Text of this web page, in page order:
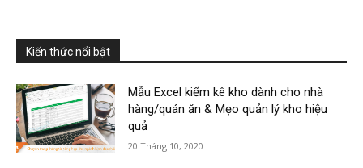
Kiến thức nổi bật
Mẫu Excel kiểm kê kho dành cho nhà
hàng/quán ăn & Mẹo quản lý kho hiệu
quả
20 Tháng 10, 2020